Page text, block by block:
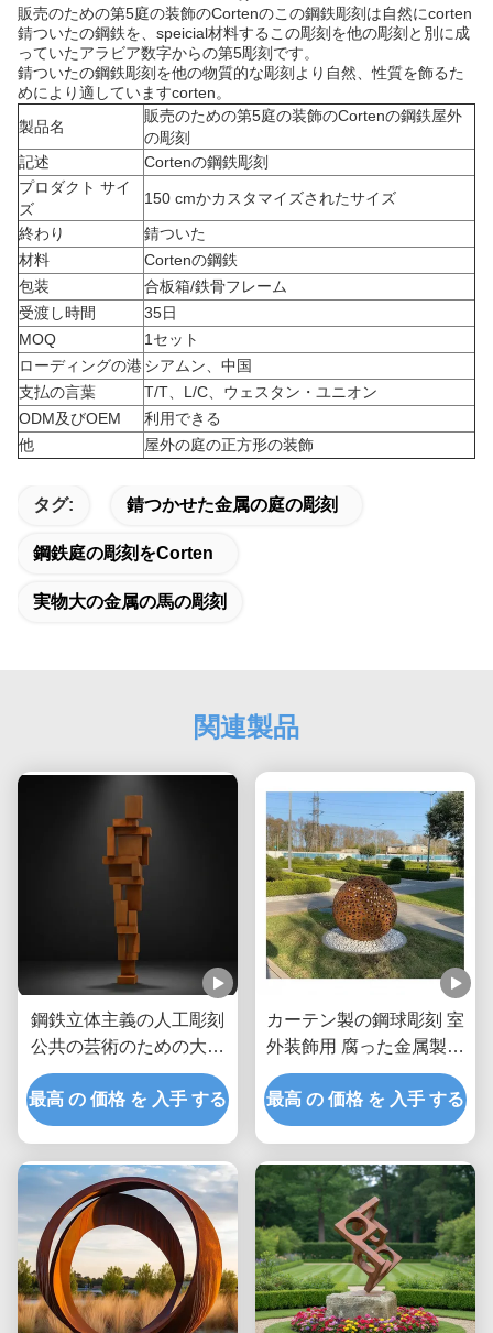
販売のための第5庭の装飾のCortenのこの鋼鉄彫刻は自然にcorten
錆ついたの鋼鉄を、speicial材料するこの彫刻を他の彫刻と別に成
っていたアラビア数字からの第5彫刻です。
錆ついたの鋼鉄彫刻を他の物質的な彫刻より自然、性質を飾るた
めにより適していますcorten。
製品名
販売のための第5庭の装飾のCortenの鋼鉄屋外
の彫刻
記述
Cortenの鋼鉄彫刻
プロダクト サイ
ズ
150 cmかカスタマイズされたサイズ
終わり
錆ついた
材料
Cortenの鋼鉄
包装
合板箱/鉄骨フレーム
受渡し時間
35日
MOQ
1セット
ローディングの港シアムン、中国
支払の言葉
T/T、L/C、ウェスタン・ユニオン
ODM及びOEM
利用できる
他
屋外の庭の正方形の装飾
タグ: 錆つかせた金属の庭の彫刻
鋼鉄庭の彫刻をcorten
実物大の金属の馬の彫刻
関連製品
鋼鉄立体主義の人工彫刻
公共の芸術のための大き
な金属像
最高 の 価格 を 入手 する
カーテン製の鋼球彫刻 室
外装飾用 腐った金属製の
庭球
最高 の 価格 を 入手 する